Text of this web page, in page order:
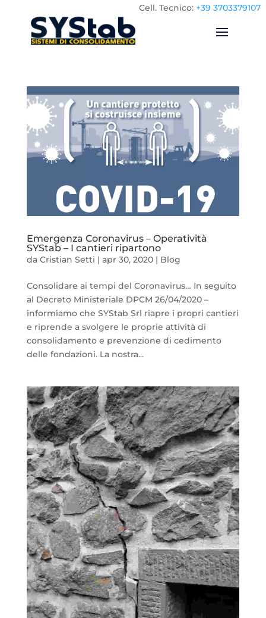
Cell. Tecnico: +39 3703379107
Emergenza Coronavirus – Operatività
SYStab – I cantieri ripartono
da Cristian Setti | apr 30, 2020| Blog
Consolidare ai tempi del Coronavirus… In seguito
al Decreto Ministeriale DPCM 26/04/2020 –
informiamo che SYStab Srl riapre i propri cantieri
e riprende a svolgere le proprie attività di
consolidamento e prevenzione di cedimento
delle fondazioni. La nostra...